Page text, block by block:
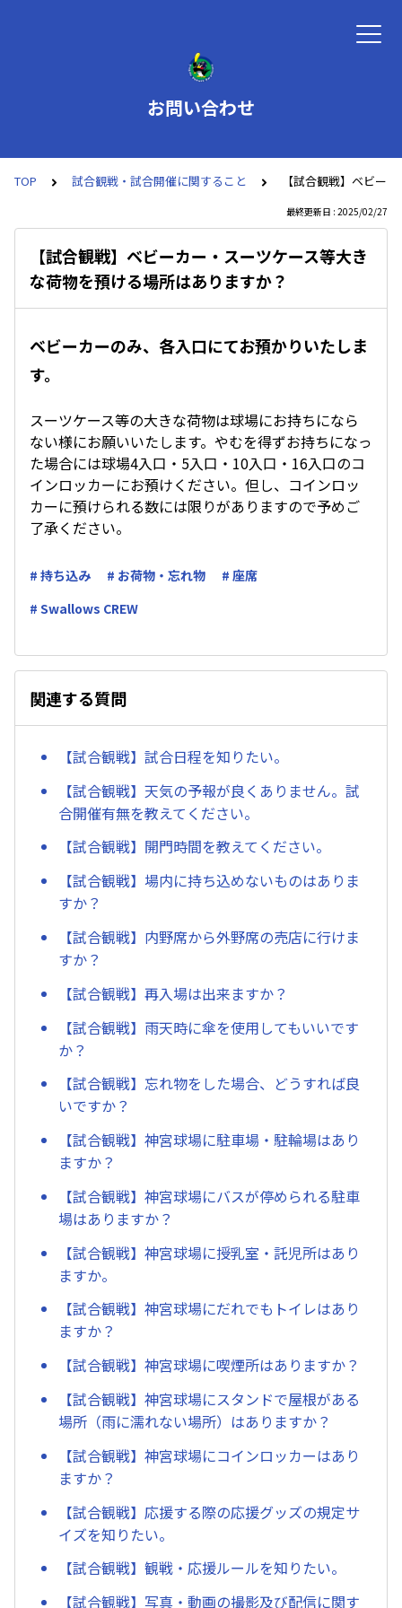
お問い合わせ
TOP 試合観戦・試合開催に関すること 【試合観戦】ベビー
最終更新日 : 2025/02/27
【試合観戦】ベビーカー・スーツケース等大き
な荷物を預ける場所はありますか？
ベビーカーのみ、各入口にてお預かりいたしま
す。
スーツケース等の大きな荷物は球場にお持ちになら
ない様にお願いいたします。やむを得ずお持ちになっ
た場合には球場4入口・5入口・10入口・16入口のコ
インロッカーにお預けください。但し、コインロッ
カーに預けられる数には限りがありますので予めご
了承ください。
# 持ち込み # お荷物・忘れ物
# 座席
# Swallows CREW
関連する質問
【試合観戦】試合日程を知りたい。
【試合観戦】天気の予報が良くありません。試
合開催有無を教えてください。
【試合観戦】開門時間を教えてください。
【試合観戦】場内に持ち込めないものはありま
すか？
【試合観戦】内野席から外野席の売店に行けま
すか？
【試合観戦】再入場は出来ますか？
【試合観戦】雨天時に傘を使用してもいいです
か？
【試合観戦】忘れ物をした場合、どうすれば良
いですか？
【試合観戦】神宮球場に駐車場・駐輪場はあり
ますか？
【試合観戦】神宮球場にバスが停められる駐車
場はありますか？
【試合観戦】神宮球場に授乳室・託児所はあり
ますか。
【試合観戦】神宮球場にだれでもトイレはあり
ますか？
【試合観戦】神宮球場に喫煙所はありますか？
【試合観戦】神宮球場にスタンドで屋根がある
場所（雨に濡れない場所）はありますか？
【試合観戦】神宮球場にコインロッカーはあり
ますか？
【試合観戦】応援する際の応援グッズの規定サ
イズを知りたい。
【試合観戦】観戦・応援ルールを知りたい。
【試合観戦】写真・動画の撮影及び配信に関す